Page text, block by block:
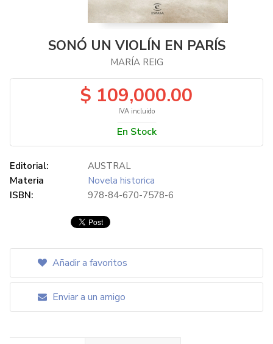
SONÓ UN VIOLÍN EN PARÍS
MARÍA REIG
$ 109,000.00
IVA incluido
En Stock
Editorial:
AUSTRAL
Materia
Novela historica
ISBN:
978-84-670-7578-6
Añadir a favoritos
Enviar a un amigo